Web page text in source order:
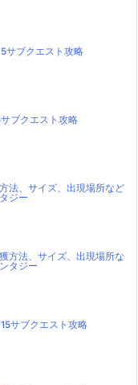
サブクエスト攻略
ブクエスト攻略
法、サイズ、出現場所など
ジー
方法、サイズ、出現場所な
タジー
サブクエスト攻略